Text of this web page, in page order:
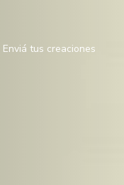
Enviá tus creaciones